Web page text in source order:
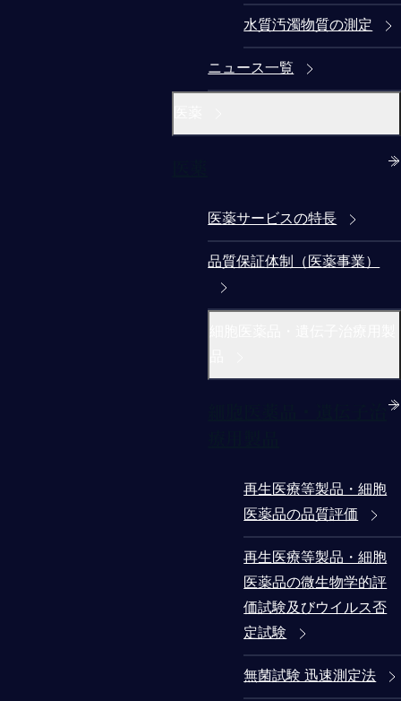
水質汚濁物質の測定
ニュース一覧
医薬サービスの特長
品質保証体制（医薬事業）
再生医療等製品・細胞
医薬品の品質評価
再生医療等製品・細胞
医薬品の微生物学的評
価試験及びウイルス否
定試験
無菌試験 迅速測定法